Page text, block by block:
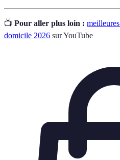
📺 Pour aller plus loin :
domicile 2026 sur YouTube